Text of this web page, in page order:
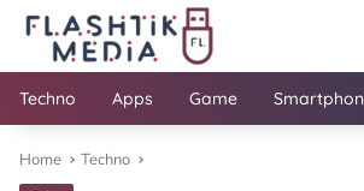
Skip
content
Techno Apps Game
Home Techno